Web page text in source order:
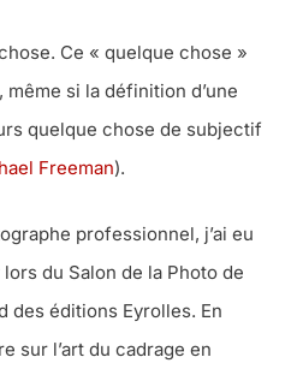
Ce « quelque chose »
si la définition d’une
quelque chose de subjectif
Freeman).
professionnel, j’ai eu
du Salon de la Photo de
des éditions Eyrolles. En
sur l’art du cadrage en